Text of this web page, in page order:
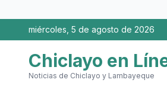
miércoles, 5 de agosto de 2026
Chiclayo en
Noticias de Chiclayo y Lambayeque